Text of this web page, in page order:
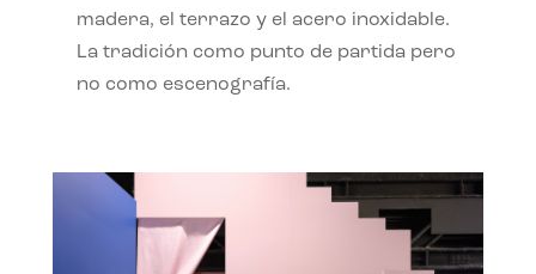
madera, el terrazo y el acero inoxidable.
La tradición como punto de partida pero
no como escenografía.